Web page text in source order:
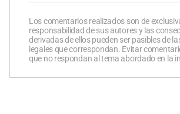
Los comentarios realizados son de
responsabilidad de sus autores y las
derivadas de ellos pueden ser pasibles de
legales que correspondan. Evitar
que no respondan al tema abordado en la